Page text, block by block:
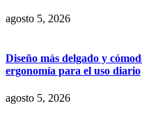
agosto 5, 2026
Diseño más delgado y
ergonomía para el uso diario
agosto 5, 2026